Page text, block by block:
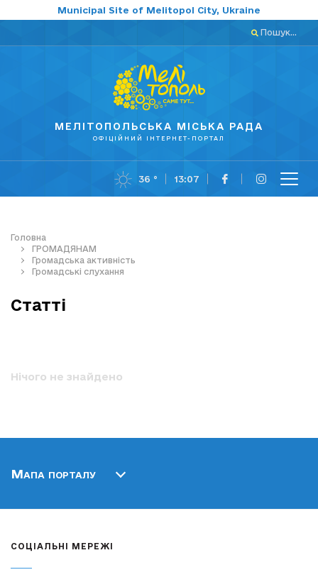
Municipal Site of Melitopol City, Ukraine
Пошук...
МЕЛІТОПОЛЬСЬКА МІСЬКА РАДА
ОФІЦІЙНИЙ ІНТЕРНЕТ-ПОРТАЛ
36 ° 13:07
Головна
ГРОМАДЯНАМ
Громадська активність
Громадські слухання
Статті
Нічого не знайдено
Мапа порталу
СОЦІАЛЬНІ МЕРЕЖІ